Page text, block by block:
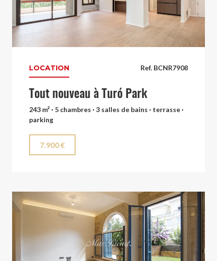
Ref. BCNR7908
LOCATION
Tout nouveau à Turó Park
243 m² · 5 chambres · 3 salles de bains · terrasse ·
parking
7.900 €